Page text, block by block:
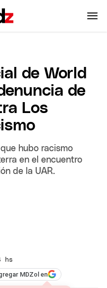
de World
de
Los
hubo racismo
en el encuentro
de la UAR.
hs
MDZol en